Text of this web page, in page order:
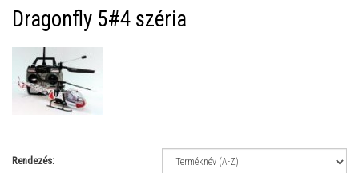
Dragonfly 5#4 széria
Rendezés: